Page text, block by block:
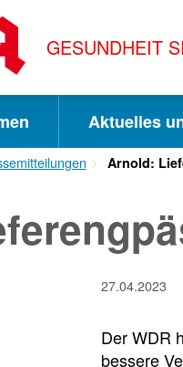
GESUNDHEIT
Aktuelles
Arnold:
27.04.2023
Der WDR
bessere